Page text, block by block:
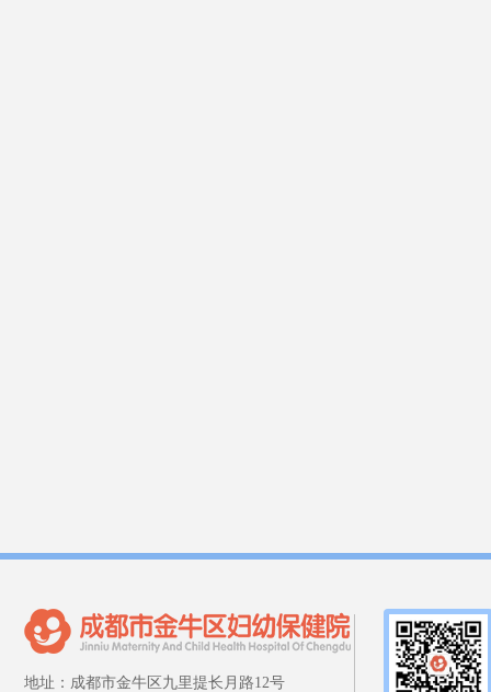
地址：成都市金牛区九里提长月路12号